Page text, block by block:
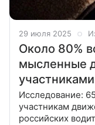
29 июля 2025
Около 80%
мысленные
Исследование:
участникам
российских